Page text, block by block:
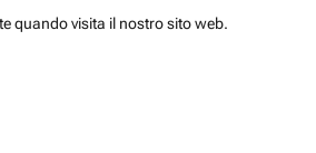
quando visita il nostro sito web.